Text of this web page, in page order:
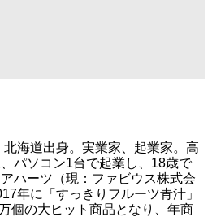
海道出身。実業家、起業家。高
パソコン1台で起業し、18歳で
ハーツ（現：ファビウス株式会
年に「すっきりフルーツ青汁」
個の大ヒット商品となり、年商